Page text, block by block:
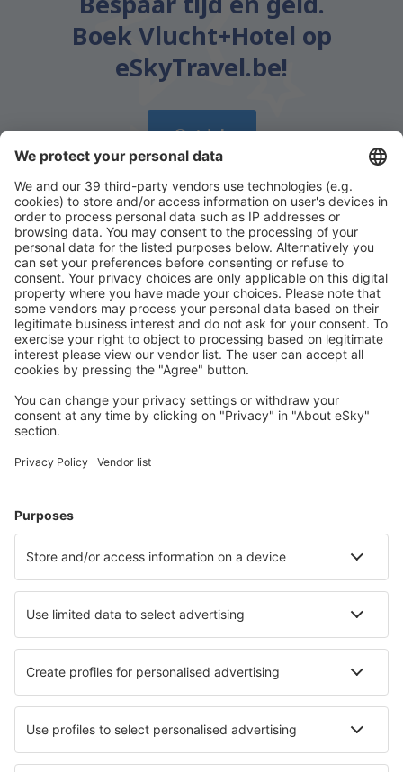
Boek Vlucht+Hotel op
eSkyTravel.be!
Ontdek
Download onze appen plan gemakkelijk uw
reizen
Vliegtickets
Verblijf
Vlucht+hotel
Hotels
Transfers
Attracties
Luchtvaartmaatschappijen
Brussels Airlines